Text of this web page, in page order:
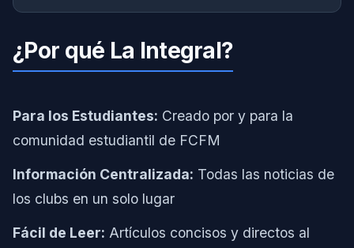
¿Por qué La Integral?
Para los Estudiantes: Creado por y para la
comunidad estudiantil de FCFM
Información Centralizada: Todas las noticias de
los clubs en un solo lugar
Fácil de Leer: Artículos concisos y directos al